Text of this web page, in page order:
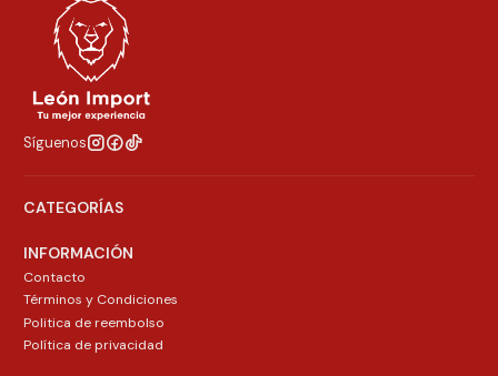
Síguenos
CATEGORÍAS
INFORMACIÓN
Contacto
Términos y Condiciones
Politica de reembolso
Política de privacidad